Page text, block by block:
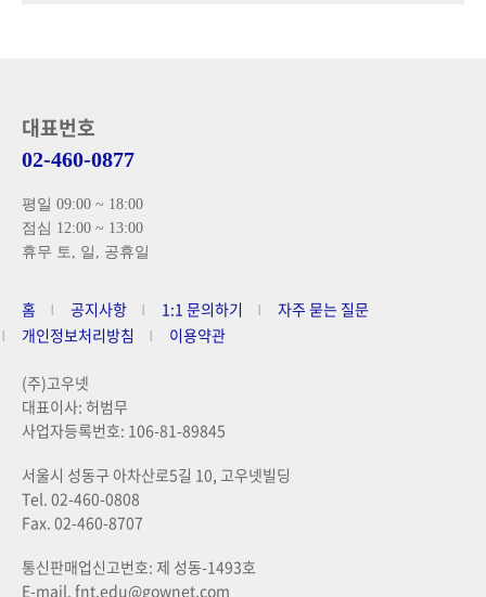
대표번호
02-460-0877
평일 09:00 ~ 18:00
점심 12:00 ~ 13:00
휴무 토, 일, 공휴일
홈 공지사항 1:1 문의하기
자주 묻는 질문
개인정보처리방침
이용약관
(주)고우넷
대표이사: 허범무
사업자등록번호: 106-81-89845
서울시 성동구 아차산로5길 10, 고우넷빌딩
Tel. 02-460-0808
Fax. 02-460-8707
통신판매업신고번호: 제 성동-1493호
E-mail. fnt.edu@gownet.com